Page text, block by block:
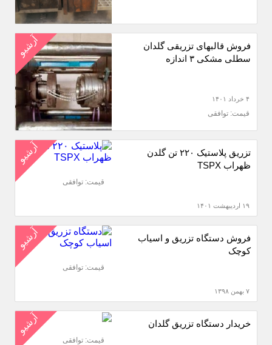
آرشیو
فروش قالبهای تزریقی گلدان
سطلی مشکی ۳ اندازه
۴ خرداد ۱۴۰۱
قیمت: توافقی
آرشیو
تزریق پلاستیک ۲۲۰ تن گلدن
ظهراب TSPX
۱۹ اردیبهشت ۱۴۰۱
قیمت: توافقی
آرشیو
فروش دستگاه تزریق و اسیاب
کوچک
۷ بهمن ۱۳۹۸
قیمت: توافقی
آرشیو خریدار دستگاه تزریق گلدان
قیمت: توافقی